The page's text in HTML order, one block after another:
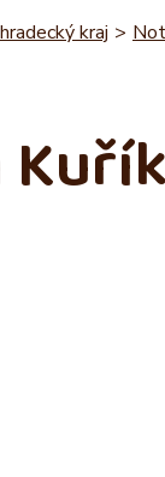
kraj >
Kuřík